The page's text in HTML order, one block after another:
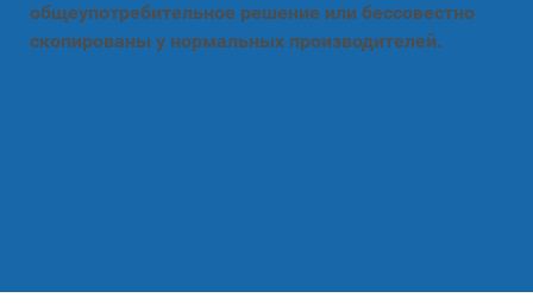
общеупотребительное решение или бессовестно
скопированы у нормальных производителей.